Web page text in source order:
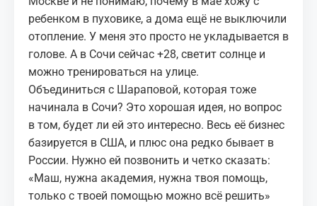
ребенком в пуховике, а дома ещё не выключили
отопление. У меня это просто не укладывается в
голове. А в Сочи сейчас +28, светит солнце и
можно тренироваться на улице.
Объединиться с Шараповой, которая тоже
начинала в Сочи? Это хорошая идея, но вопрос
в том, будет ли ей это интересно. Весь её бизнес
базируется в США, и плюс она редко бывает в
России. Нужно ей позвонить и четко сказать:
«Маш, нужна академия, нужна твоя помощь,
только с твоей помощью можно всё решить»